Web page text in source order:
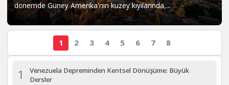
dönemde Güney Amerika'nın kuzey kıyılarında,...
1 2 3 4 5 6 7 8
1
Venezuela Depreminden Kentsel Dönüşüme: Büyük
Dersler